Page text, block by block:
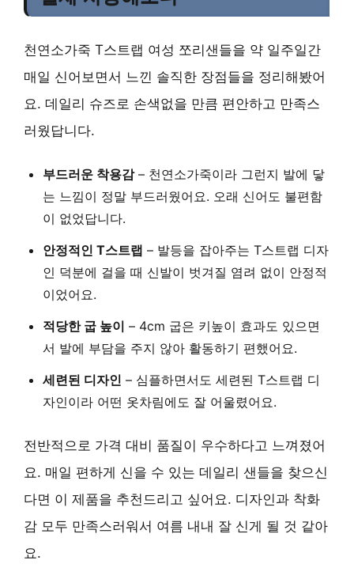
천연소가죽 T스트랩 여성 쪼리샌들을 약 일주일간
매일 신어보면서 느낀 솔직한 장점들을 정리해봤어
요. 데일리 슈즈로 손색없을 만큼 편안하고 만족스
러웠답니다.
부드러운 착용감– 천연소가죽이라 그런지 발에 닿
는 느낌이 정말 부드러웠어요. 오래 신어도 불편함
이 없었답니다.
안정적인 T스트랩 – 발등을 잡아주는 T스트랩 디자
인 덕분에 걸을 때 신발이 벗겨질 염려 없이 안정적
이었어요.
적당한 굽 높이 – 4cm 굽은 키높이 효과도 있으면
서 발에 부담을 주지 않아 활동하기 편했어요.
세련된 디자인 – 심플하면서도 세련된 T스트랩 디
자인이라 어떤 옷차림에도 잘 어울렸어요.
전반적으로 가격 대비 품질이 우수하다고 느껴졌어
요. 매일 편하게 신을 수 있는 데일리 샌들을 찾으신
다면 이 제품을 추천드리고 싶어요. 디자인과 착화
감 모두 만족스러워서 여름 내내 잘 신게 될 것 같아
요.